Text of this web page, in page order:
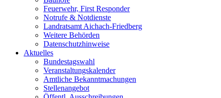
Feuerwehr, First Responder
Notrufe & Notdienste
Landratsamt Aichach-Friedberg
Weitere Behörden
Datenschutzhinweise
Aktuelles
Bundestagswahl
Veranstaltungskalender
Amtliche Bekanntmachungen
Stellenangebot